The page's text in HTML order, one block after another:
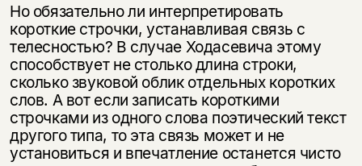
Но обязательно ли интерпретировать
короткие строчки, устанавливая связь с
телесностью? В случае Ходасевича этому
способствует не столько длина строки,
сколько звуковой облик отдельных коротких
слов. А вот если записать короткими
строчками из одного слова поэтический текст
другого типа, то эта связь может и не
установиться и впечатление останется чисто